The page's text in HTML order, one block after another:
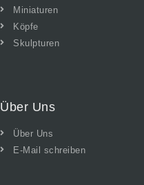
Miniaturen
Köpfe
Skulpturen
Über Uns
Über Uns
E-Mail schreiben